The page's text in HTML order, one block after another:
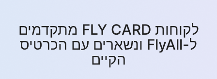
לקוחות FLY CARD מתקדמים
ל-FlyAll ונשארים עם הכרטיס
הקיים